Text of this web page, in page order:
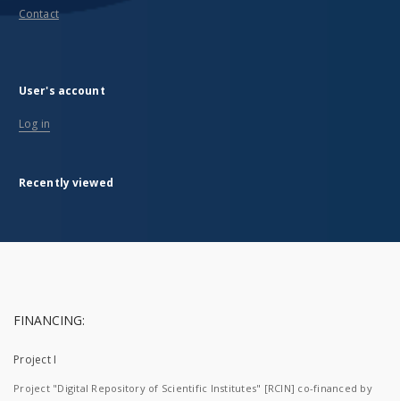
Contact
User's account
Log in
Recently viewed
FINANCING:
Project I
Project "Digital Repository of Scientific Institutes" [RCIN] co-financed by